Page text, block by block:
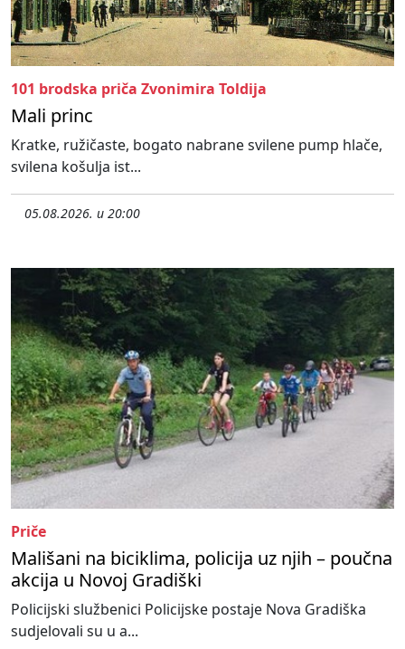
101 brodska priča Zvonimira Toldija
Mali princ
Kratke, ružičaste, bogato nabrane svilene pump hlače,
svilena košulja ist...
05.08.2026. u 20:00
Priče
Mališani na biciklima, policija uz njih – poučna
akcija u Novoj Gradiški
Policijski službenici Policijske postaje Nova Gradiška
sudjelovali su u a...